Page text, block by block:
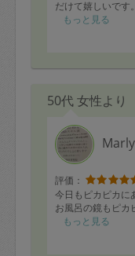
だけて嬉しいです
私の動線もです
なくなってしま
次回もよろしくお
もっと見る
50代 女性より
評価：
今日もピカピカに
お風呂の鏡もピカ
もっと見る